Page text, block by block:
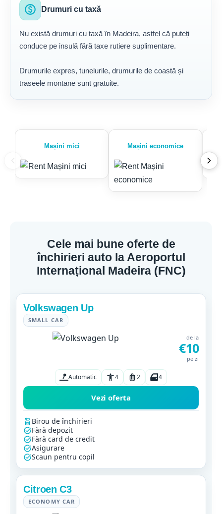
paid Drumuri cu taxă
Nu există drumuri cu taxă în Madeira, astfel că puteți
conduce pe insulă fără taxe rutiere suplimentare.
Drumurile expres, tunelurile, drumurile de coastă și
traseele montane sunt gratuite.
Mașini mici Mașini economice
Cele mai bune oferte de
închirieri auto la Aeroportul
Internațional Madeira (FNC)
Volkswagen Up
SMALL CAR
de la
€10
pe zi
Automatic 4 2 4
Vezi oferta
Birou de închirieri
Fără depozit
Fără card de credit
Asigurare
Scaun pentru copil
Citroen C3
ECONOMY CAR